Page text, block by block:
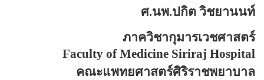
ศ.นพ.ปกิต วิชยานนท์
ภาควิชากุมารเวชศาสตร์
Faculty of Medicine Siriraj Hospital
คณะแพทยศาสตร์ศิริราชพยาบาล